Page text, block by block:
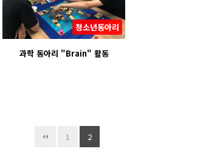
청소년동아리
과학 동아리 "Brain" 활동
1 2